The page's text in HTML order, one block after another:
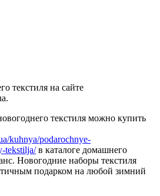
текстиля на сайте
текстиля можно купить
kuhnya/podarochnye-
tekstilja/в каталоге домашнего
Новогодние наборы текстиля
подарком на любой зимний